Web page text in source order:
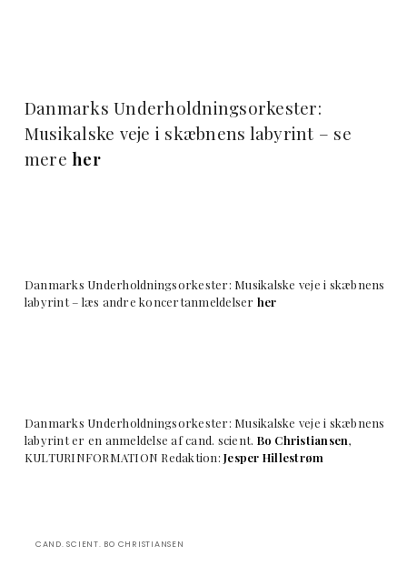
Danmarks Underholdningsorkester:
Musikalske veje i skæbnens labyrint – se
mereher
Danmarks Underholdningsorkester: Musikalske veje i skæbnens
labyrint – læs andre koncertanmeldelser her
Danmarks Underholdningsorkester: Musikalske veje i skæbnens
labyrint er en anmeldelse af cand. scient. Bo Christiansen,
KULTURINFORMATION Redaktion:Jesper Hillestrøm
CAND. SCIENT. BO CHRISTIANSEN